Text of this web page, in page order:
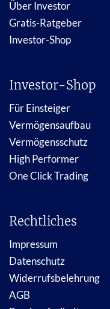
Über Investor
Gratis-Ratgeber
Investor-Shop
Investor-Shop
Für Einsteiger
Vermögensaufbau
Vermögensschutz
High Performer
One Click Trading
Rechtliches
Impressum
Datenschutz
Widerrufsbelehrung
AGB